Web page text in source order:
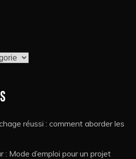
réussi : comment aborder les
: Mode d’emploi pour un projet